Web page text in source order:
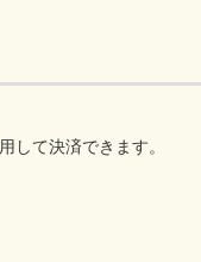
して決済できます。